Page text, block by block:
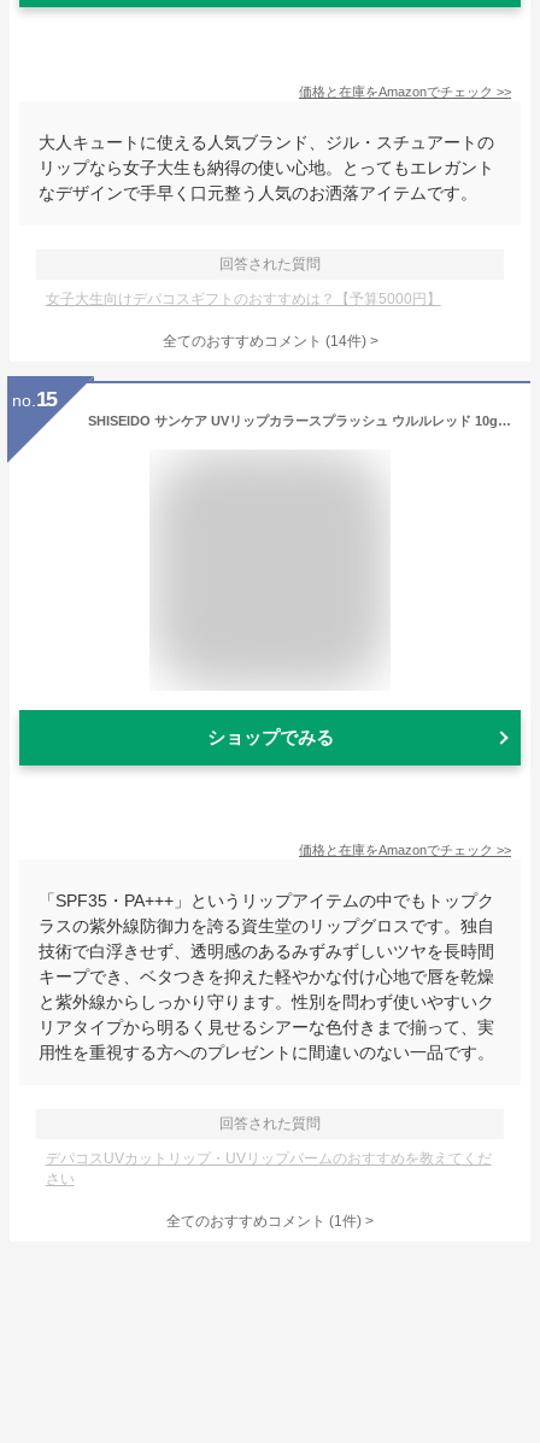
価格と在庫をAmazonでチェック >>
大人キュートに使える人気ブランド、ジル・スチュアートの
リップなら女子大生も納得の使い心地。とってもエレガント
なデザインで手早く口元整う人気のお洒落アイテムです。
回答された質問
女子大生向けデパコスギフトのおすすめは？【予算5000円】
全てのおすすめコメント (14件) >
no. 15
SHISEIDO サンケア UVリップカラースプラッシュ ウルルレッド 10g SPF35 PA+++ | 口紅 ・ リップグロス | チューブタイプ | 無香料 | 紫外線カット | 資生堂
ショップでみる
価格と在庫をAmazonでチェック >>
「SPF35・PA+++」というリップアイテムの中でもトップク
ラスの紫外線防御力を誇る資生堂のリップグロスです。独自
技術で白浮きせず、透明感のあるみずみずしいツヤを長時間
キープでき、ベタつきを抑えた軽やかな付け心地で唇を乾燥
と紫外線からしっかり守ります。性別を問わず使いやすいク
リアタイプから明るく見せるシアーな色付きまで揃って、実
用性を重視する方へのプレゼントに間違いのない一品です。
回答された質問
デパコスUVカットリップ・UVリップバームのおすすめを教えてくだ
さい
全てのおすすめコメント (1件) >